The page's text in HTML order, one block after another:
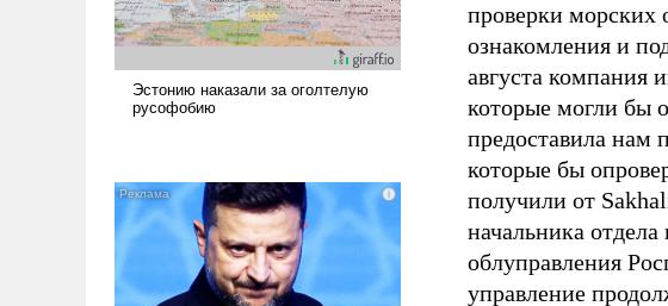
проверки морских
ознакомления и
августа компания
которые могли бы
предоставила нам
которые бы
получили от
начальника
облуправления
управление